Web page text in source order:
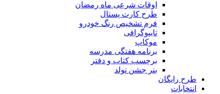
اوقات شرعی ماه رمضان
طرح کارت پستال
فرم تشخیص رنگ خودرو
تایپوگرافی
موکاپ
برنامه هفتگی مدرسه
برچسب کتاب و دفتر
بنر جشن تولد
طرح رایگان
انتخابات